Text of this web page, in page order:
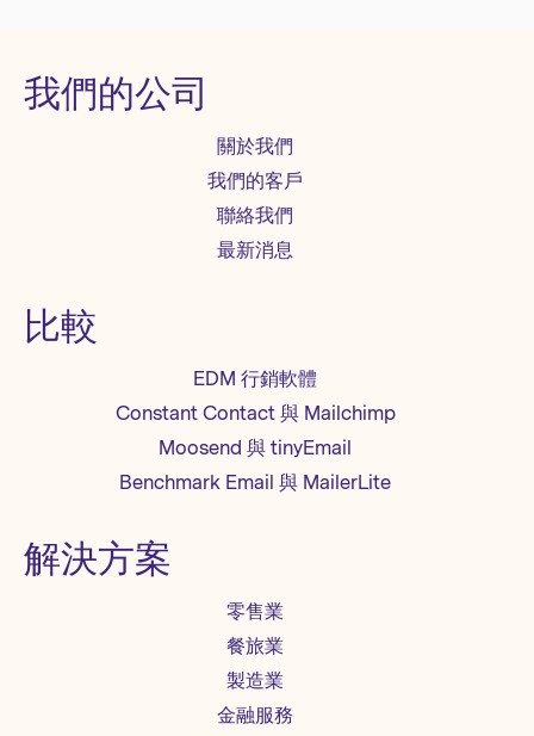
我們的公司
關於我們
我們的客戶
聯絡我們
最新消息
比較
EDM 行銷軟體
Constant Contact 與 Mailchimp
Moosend 與 tinyEmail
Benchmark Email 與 MailerLite
解決方案
零售業
餐旅業
製造業
金融服務